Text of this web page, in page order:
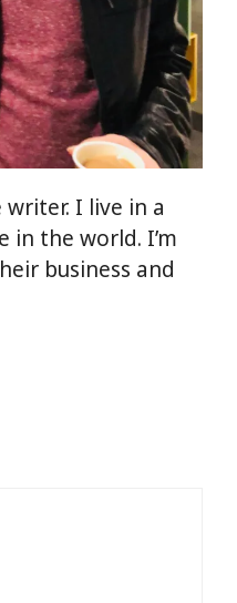
I live in a
in the world. I’m
business and